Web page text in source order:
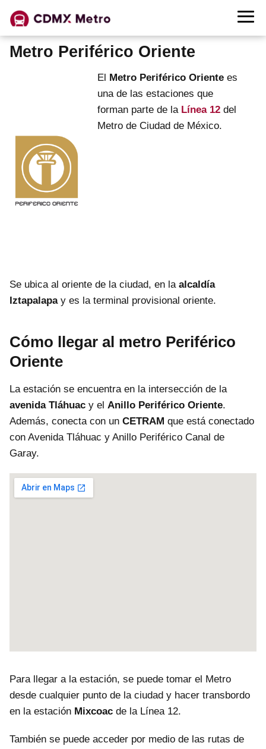
Metro Periférico Oriente
El Metro Periférico Oriente es
una de las estaciones que
forman parte de la Línea 12 del
Metro de Ciudad de México.
Se ubica al oriente de la ciudad, en la alcaldía
Iztapalapay es la terminal provisional oriente.
Cómo llegar al metro Periférico
Oriente
La estación se encuentra en la intersección de la
avenida Tláhuac y el Anillo Periférico Oriente.
Además, conecta con un CETRAM que está conectado
con Avenida Tláhuac y Anillo Periférico Canal de
Garay.
Para llegar a la estación, se puede tomar el Metro
desde cualquier punto de la ciudad y hacer transbordo
en la estación Mixcoac de la Línea 12.
También se puede acceder por medio de las rutas de